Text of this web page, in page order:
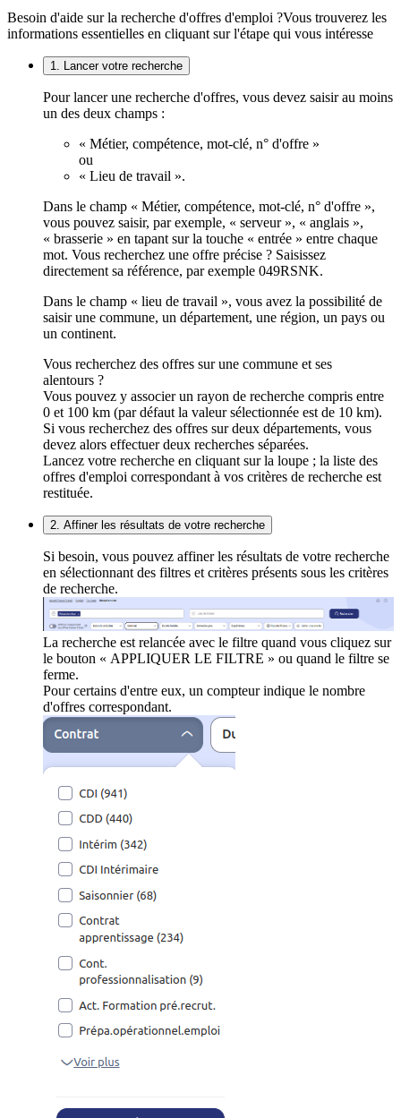
Besoin d'aide sur la recherche d'offres d'emploi ?Vous trouverez les
informations essentielles en cliquant sur l'étape qui vous intéresse
1. Lancer votre recherche
Pour lancer une recherche d'offres, vous devez saisir au moins
un des deux champs :
« Métier, compétence, mot-clé, n° d'offre »
ou
« Lieu de travail ».
Dans le champ « Métier, compétence, mot-clé, n° d'offre »,
vous pouvez saisir, par exemple, « serveur », « anglais »,
« brasserie » en tapant sur la touche « entrée » entre chaque
mot. Vous recherchez une offre précise ? Saisissez
directement sa référence, par exemple 049RSNK.
Dans le champ « lieu de travail », vous avez la possibilité de
saisir une commune, un département, une région, un pays ou
un continent.
Vous recherchez des offres sur une commune et ses
alentours ?
Vous pouvez y associer un rayon de recherche compris entre
0 et 100 km (par défaut la valeur sélectionnée est de 10 km).
Si vous recherchez des offres sur deux départements, vous
devez alors effectuer deux recherches séparées.
Lancez votre recherche en cliquant sur la loupe ; la liste des
offres d'emploi correspondant à vos critères de recherche est
restituée.
2. Affiner les résultats de votre recherche
Si besoin, vous pouvez affiner les résultats de votre recherche
en sélectionnant des filtres et critères présents sous les critères
de recherche.
La recherche est relancée avec le filtre quand vous cliquez sur
le bouton « APPLIQUER LE FILTRE » ou quand le filtre se
ferme.
Pour certains d'entre eux, un compteur indique le nombre
d'offres correspondant.